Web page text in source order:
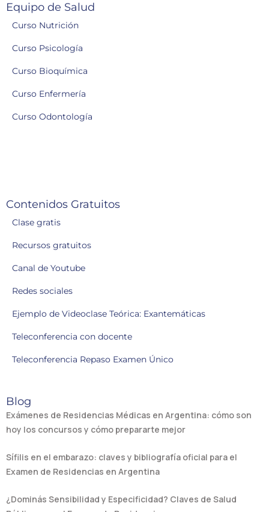
Equipo de Salud
Curso Nutrición
Curso Psicología
Curso Bioquímica
Curso Enfermería
Curso Odontología
Contenidos Gratuitos
Clase gratis
Recursos gratuitos
Canal de Youtube
Redes sociales
Ejemplo de Videoclase Teórica: Exantemáticas
Teleconferencia con docente
Teleconferencia Repaso Examen Único
Blog
Exámenes de Residencias Médicas en Argentina: cómo son
hoy los concursos y cómo prepararte mejor
Sífilis en el embarazo: claves y bibliografía oficial para el
Examen de Residencias en Argentina
¿Dominás Sensibilidad y Especificidad? Claves de Salud